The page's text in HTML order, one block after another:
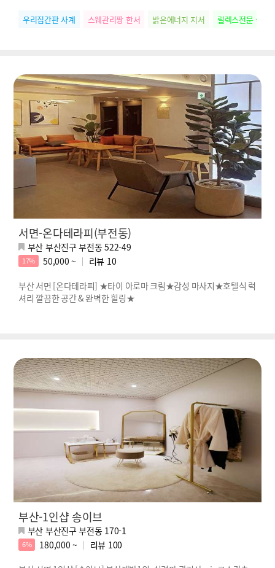
우리집간판 사계 스웨관리짱 한서 밝은에너지 지서 릴렉스전문 썸머
서면-온다테라피(부전동)
부산 부산진구 부전동 522-49
17% 50,000 ~ 리뷰 10
부산 서면 [온다테라피] ★타이 아로마 크림★감성 마사지★호텔식 럭
셔리 깔끔한 공간 & 완벽한 힐링★
부산-1인샵 송이브
부산 부산진구 부전동 170-1
6% 180,000 ~ 리뷰 100